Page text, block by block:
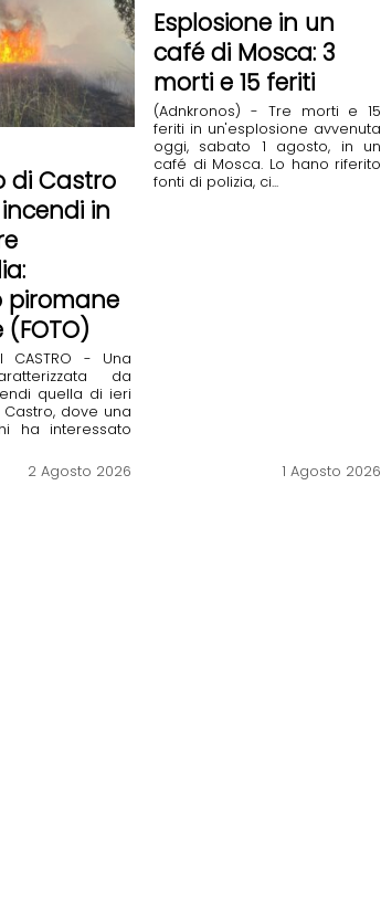
di Castro
in
piromane
CASTRO - Una
da
quella di ieri
dove una
ha interessato
2 Agosto 2026
Esplosione in un
café di Mosca: 3
morti e 15 feriti
(Adnkronos) - Tre morti e 15
feriti in un'esplosione avvenuta
oggi, sabato 1 agosto, in un
café di Mosca. Lo hano riferito
fonti di polizia, ci...
1 Agosto 2026